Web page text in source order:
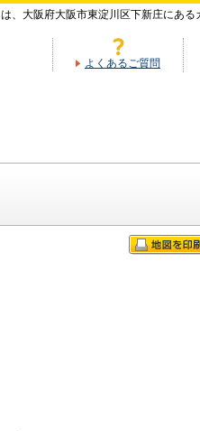
、大阪府大阪市東淀川区下新庄にある
よくあるご質問